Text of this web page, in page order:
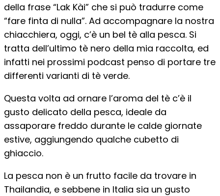
della frase “Lak Kài” che si può tradurre come
“fare finta di nulla”. Ad accompagnare la nostra
chiacchiera, oggi, c’è un bel tè alla pesca. Si
tratta dell’ultimo tè nero della mia raccolta, ed
infatti nei prossimi podcast penso di portare tre
differenti varianti di tè verde.
Questa volta ad ornare l’aroma del tè c’è il
gusto delicato della pesca, ideale da
assaporare freddo durante le calde giornate
estive, aggiungendo qualche cubetto di
ghiaccio.
La pesca non è un frutto facile da trovare in
Thailandia, e sebbene in Italia sia un gusto